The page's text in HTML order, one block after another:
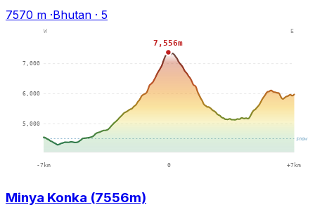
7570 m ·Bhutan · 5
Minya Konka (7556m)